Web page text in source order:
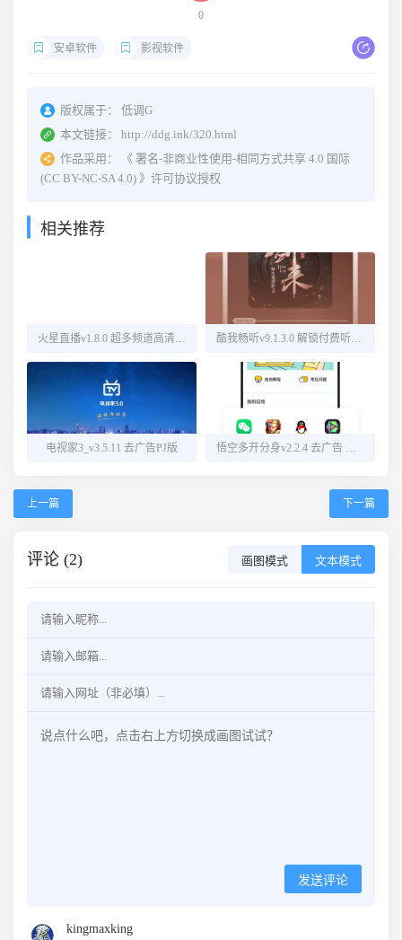
0
安卓软件 影视软件
版权属于：
低调G
本文链接：
http://ddg.ink/320.html
作品采用：
《 署名-非商业性使用-相同方式共享 4.0 国际
(CC BY-NC-SA 4.0) 》许可协议授权
相关推荐
火星直播v1.8.0 超多频道高清直播 酷我畅听v9.1.3.0 解锁付费听书源
电视家3_v3.5.11 去广告PJ版 悟空多开分身v2.2.4 去广告 解锁会员
上一篇 下一篇
评论 (2) 画图模式 文本模式
发送评论
kingmaxking